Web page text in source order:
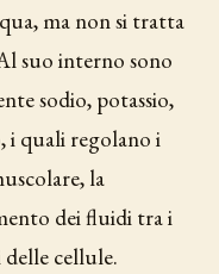
ma non si tratta
suo interno sono
sodio, potassio,
i quali regolano i
la
dei fluidi tra i
cellule.